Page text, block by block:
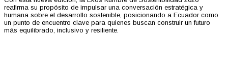
reafirma su propósito de impulsar una conversación estratégica y
humana sobre el desarrollo sostenible, posicionando a Ecuador como
un punto de encuentro clave para quienes buscan construir un futuro
más equilibrado, inclusivo y resiliente.